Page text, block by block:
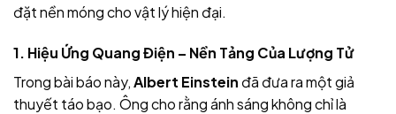
đặt nền móng cho vật lý hiện đại.
1. Hiệu Ứng Quang Điện – Nền Tảng Của Lượng Tử
Trong bài báo này,Albert Einstein đã đưa ra một giả
thuyết táo bạo. Ông cho rằng ánh sáng không chỉ là